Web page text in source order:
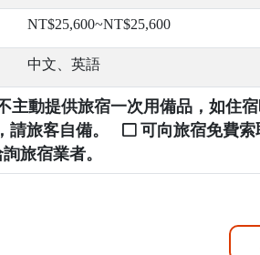
NT$25,600~NT$25,600
中文、英語
主動提供旅宿一次用備品，如住宿
請旅客自備。 可向旅宿免費
旅宿業者。